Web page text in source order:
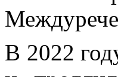
В 2022